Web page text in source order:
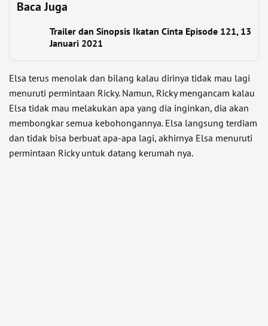
Baca Juga
Trailer dan Sinopsis Ikatan Cinta Episode 121, 13
Januari 2021
Elsa terus menolak dan bilang kalau dirinya tidak mau lagi
menuruti permintaan Ricky. Namun, Ricky mengancam kalau
Elsa tidak mau melakukan apa yang dia inginkan, dia akan
membongkar semua kebohongannya. Elsa langsung terdiam
dan tidak bisa berbuat apa-apa lagi, akhirnya Elsa menuruti
permintaan Ricky untuk datang kerumah nya.